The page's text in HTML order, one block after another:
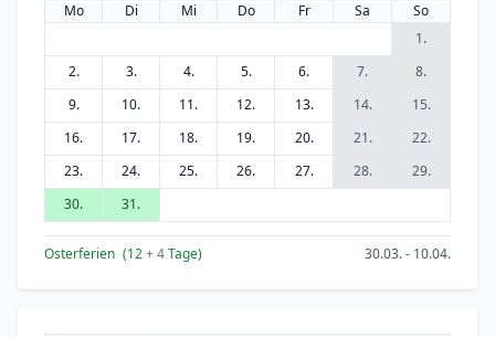
Mo Di Mi Do Fr Sa
So
1.
2.
3. 4. 5. 6. 7.
8.
9.
10. 11. 12. 13. 14.
15.
16.
17. 18. 19. 20. 21.
22.
23.
24. 25. 26. 27. 28.
29.
30.
31.
Osterferien (12+ 4Tage) 30.03. - 10.04.